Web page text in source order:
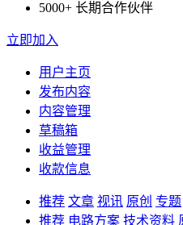
5000+ 长期合作伙伴
立即加入
用户主页
发布内容
内容管理
草稿箱
收益管理
收款信息
推荐 文章 视讯 原创 专题
推荐 电路方案 技术资料